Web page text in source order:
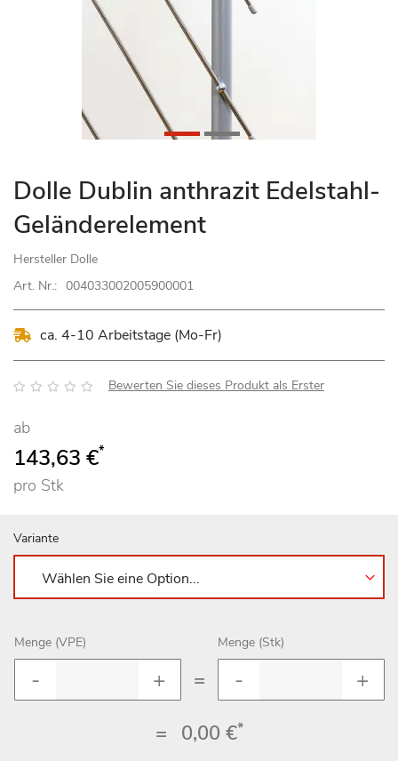
Zum
Anfang
der
springen
Dolle Dublin anthrazit Edelstahl-
Geländerelement
Hersteller Dolle
Art. Nr.: 004033002005900001
ca. 4-10 Arbeitstage (Mo-Fr)
Bewertung: Bewerten Sie dieses Produkt als Erster
ab
143,63 €*
pro Stk
Variante
Menge (VPE)
=
Menge (Stk)
= 0,00 €*